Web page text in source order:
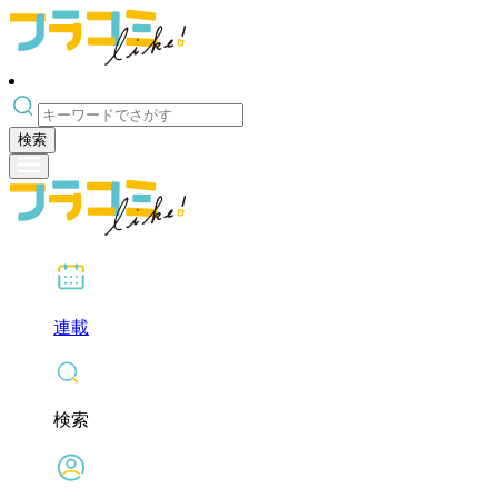
検索
連載
検索